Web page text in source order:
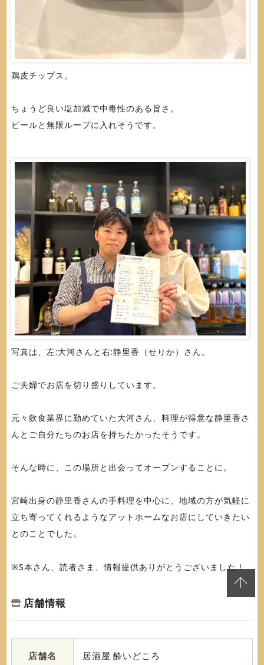
鶏皮チップス。
ちょうど良い塩加減で中毒性のある旨さ。
ビールと無限ループに入れそうです。
写真は、左:大河さんと右:静里香（せりか）さん。
ご夫婦でお店を切り盛りしています。
元々飲食業界に勤めていた大河さん、料理が得意な静里香さ
んとご自分たちのお店を持ちたかったそうです。
そんな時に、この場所と出会ってオープンすることに。
宮崎出身の静里香さんの手料理を中心に、地域の方が気軽に
立ち寄ってくれるようなアットホームなお店にしていきたい
とのことでした。
※S本さん、読者さま、情報提供ありがとうございました！
店舗情報
店舗名 居酒屋 酔いどころ